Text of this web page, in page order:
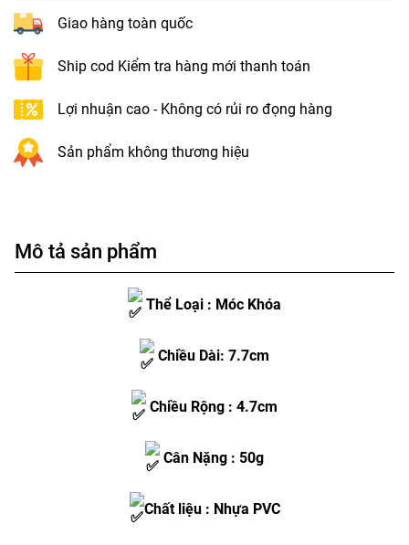
Giao hàng toàn quốc
Ship cod Kiểm tra hàng mới thanh toán
Lợi nhuận cao - Không có rủi ro đọng hàng
Sản phẩm không thương hiệu
Mô tả sản phẩm
Thể Loại : Móc Khóa
Chiều Dài: 7.7cm
Chiều Rộng : 4.7cm
Cân Nặng : 50g
Chất liệu : Nhựa PVC